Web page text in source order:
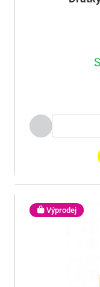
Výprodej